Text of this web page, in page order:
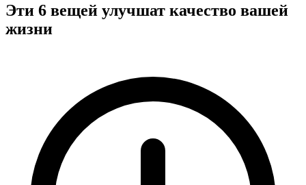
Эти 6 вещей улучшат качество вашей
жизни